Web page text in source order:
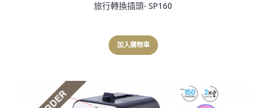
旅行轉換插頭- SP160
加入購物車